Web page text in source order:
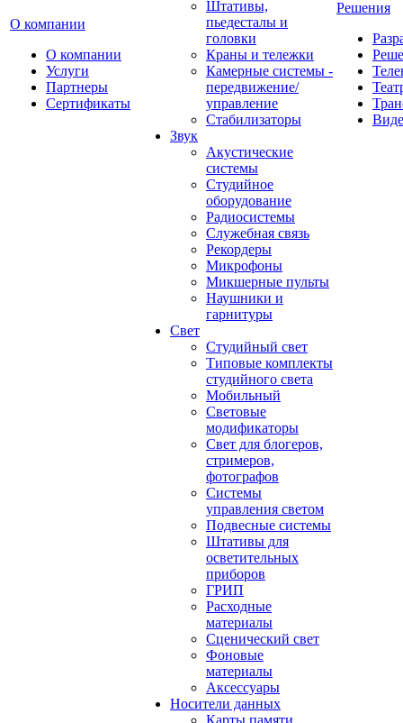
О компании
О компании
Услуги
Партнеры
Сертификаты
Штативы,
пьедесталы и
головки
Краны и тележки
Камерные системы -
передвижение/
управление
Стабилизаторы
Звук
Акустические
системы
Студийное
оборудование
Радиосистемы
Служебная связь
Рекордеры
Микрофоны
Микшерные пульты
Наушники и
гарнитуры
Свет
Студийный свет
Типовые комплекты
студийного света
Мобильный
Световые
модификаторы
Свет для блогеров,
стримеров,
фотографов
Системы
управления светом
Подвесные системы
Штативы для
осветительных
приборов
ГРИП
Расходные
материалы
Сценический свет
Фоновые
материалы
Аксессуары
Носители данных
Карты памяти
Решения